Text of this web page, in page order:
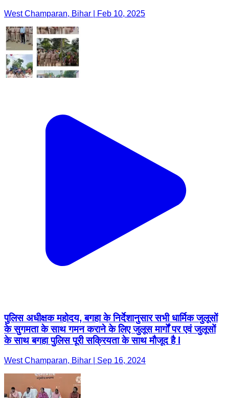
West Champaran, Bihar | Feb 10, 2025
पुलिस अधीक्षक महोदय, बगहा के निर्देशानुसार सभी धार्मिक जुलूसों
के सुगमता के साथ गमन कराने के लिए जुलूस मार्गों पर एवं जुलूसों
के साथ बगहा पुलिस पूरी सक्रियता के साथ मौजूद है l
West Champaran, Bihar | Sep 16, 2024